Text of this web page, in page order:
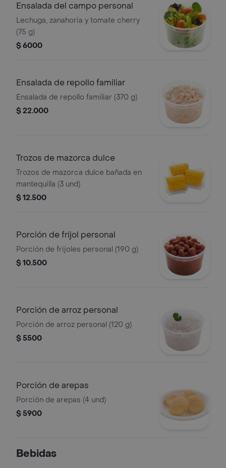
Ensalada del campo personal
Lechuga, zanahoria y tomate cherry
(75 g)
$ 6000
Ensalada de repollo familiar
Ensalada de repollo familiar (370 g)
$ 22.000
Trozos de mazorca dulce
Trozos de mazorca dulce bañada en
mantequilla (3 und)
$ 12.500
Porción de frijol personal
Porción de frijoles personal (190 g)
$ 10.500
Porción de arroz personal
Porción de arroz personal (120 g)
$ 5500
Porción de arepas
Porción de arepas (4 und)
$ 5900
Bebidas